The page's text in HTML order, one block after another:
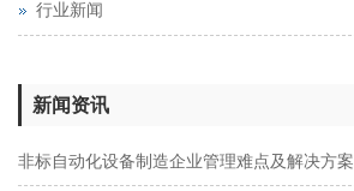
行业新闻
新闻资讯
非标自动化设备制造企业管理难点及解决方案